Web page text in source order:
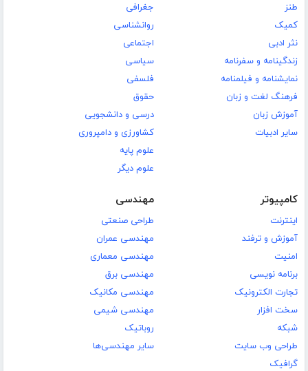
طنز
کمیک
نثر ادبی
زندگینامه و سفرنامه
نمایشنامه و فیلمنامه
فرهنگ لغت و زبان
آموزش زبان
سایر ادبیات
جغرافی
روانشناسی
اجتماعی
سیاسی
فلسفی
حقوق
درسی و دانشجویی
کشاورزی و دامپروری
علوم پایه
علوم دیگر
کامپیوتر
اینترنت
آموزش و ترفند
امنیت
برنامه نویسی
تجارت الکترونیک
سخت افزار
شبکه
طراحی وب سایت
گرافیک
مهندسی
طراحی صنعتی
مهندسی عمران
مهندسی معماری
مهندسی برق
مهندسی مکانیک
مهندسی شیمی
روباتیک
سایر مهندسی‌ها